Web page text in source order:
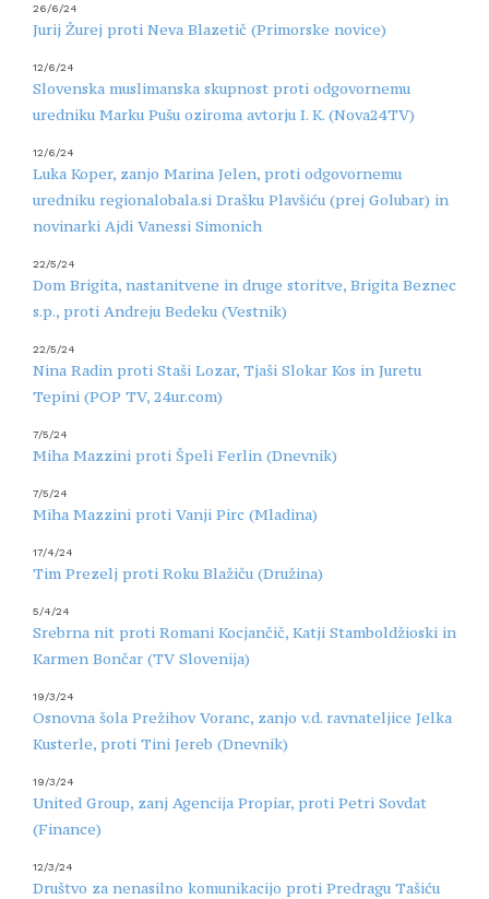
26/6/24
Jurij Žurej proti Neva Blazetič (Primorske novice)
12/6/24
Slovenska muslimanska skupnost proti odgovornemu
uredniku Marku Pušu oziroma avtorju I. K. (Nova24TV)
12/6/24
Luka Koper, zanjo Marina Jelen, proti odgovornemu
uredniku regionalobala.si Drašku Plavšiću (prej Golubar) in
novinarki Ajdi Vanessi Simonich
22/5/24
Dom Brigita, nastanitvene in druge storitve, Brigita Beznec
s.p., proti Andreju Bedeku (Vestnik)
22/5/24
Nina Radin proti Staši Lozar, Tjaši Slokar Kos in Juretu
Tepini (POP TV, 24ur.com)
7/5/24
Miha Mazzini proti Špeli Ferlin (Dnevnik)
7/5/24
Miha Mazzini proti Vanji Pirc (Mladina)
17/4/24
Tim Prezelj proti Roku Blažiču (Družina)
5/4/24
Srebrna nit proti Romani Kocjančič, Katji Stamboldžioski in
Karmen Bončar (TV Slovenija)
19/3/24
Osnovna šola Prežihov Voranc, zanjo v.d. ravnateljice Jelka
Kusterle, proti Tini Jereb (Dnevnik)
19/3/24
United Group, zanj Agencija Propiar, proti Petri Sovdat
(Finance)
12/3/24
Društvo za nenasilno komunikacijo proti Predragu Tašiću